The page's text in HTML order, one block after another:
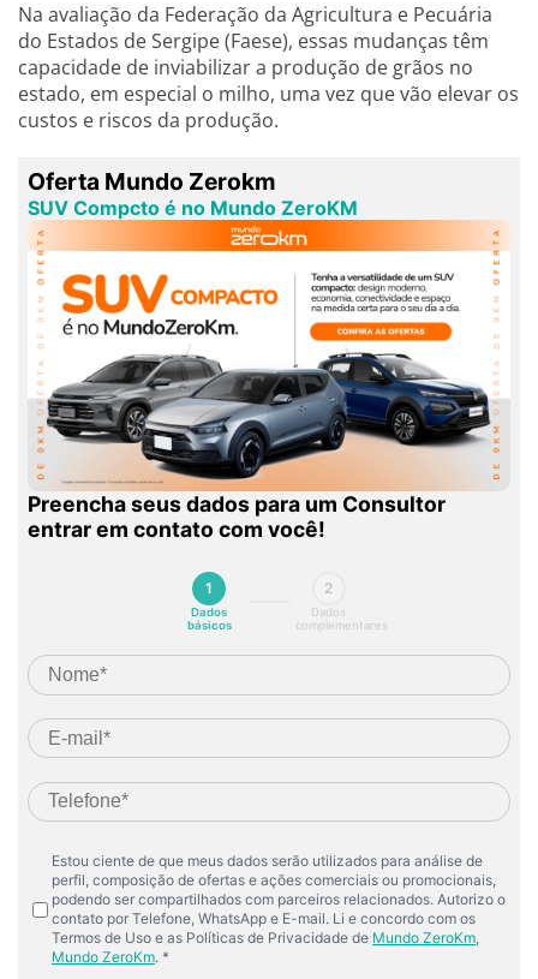
Na avaliação da Federação da Agricultura e Pecuária
do Estados de Sergipe (Faese), essas mudanças têm
capacidade de inviabilizar a produção de grãos no
estado, em especial o milho, uma vez que vão elevar os
custos e riscos da produção.